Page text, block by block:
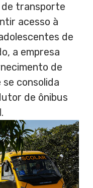
transporte
acesso à
de
a empresa
de
consolida
de ônibus